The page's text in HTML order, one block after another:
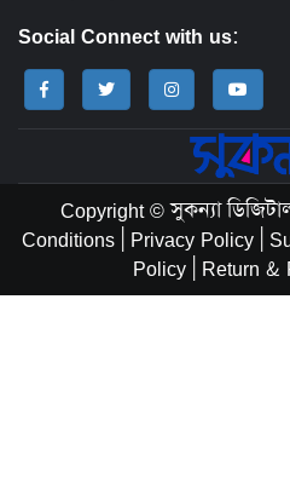
Social Connect with us:
Copyright © সুকন্যা
Conditions
Privacy Policy
Policy Return &